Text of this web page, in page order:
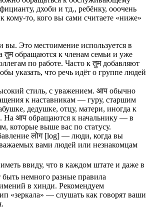
дхоби и тд., ребёнку, ооочень
кому-то, кого вы сами считаете «ниже»
Это местоимение используется в
तुम обращаются к членам семьи и уже
по работе. Часто к तुम добавляют
указать, что речь идёт о группе людей
стиль, с уважением. आप обычно
к наставникам — гуру, старшим
дедушке, отцу, матери, иногда к
На आप обращаются к начальнику — в
которые выше вас по статусу.
लोग [log] — люди, когда вы
вами людей или незнакомцам
ввиду, что в каждом штате и даже в
немного разные правила
в хинди. Рекомендуем
«зеркала» — слушать как говорят ваши